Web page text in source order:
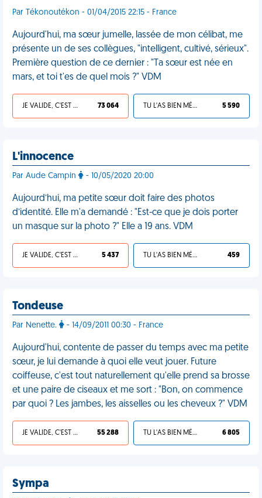
Par Tékonoutékon - 01/04/2015 22:15 - France
Aujourd'hui, ma sœur jumelle, lassée de mon célibat, me
présente un de ses collègues, "intelligent, cultivé, sérieux".
Première question de ce dernier : "Ta sœur est née en
mars, et toi t'es de quel mois ?" VDM
JE VALIDE, C'EST UNE VDM 73 064 TU L'AS BIEN MÉRITÉ 5 590
L'innocence
Par Aude Campin - 10/05/2020 20:00
Aujourd’hui, ma petite sœur doit faire des photos
d’identité. Elle m'a demandé : "Est-ce que je dois porter
un masque sur la photo ?" Elle a 19 ans. VDM
JE VALIDE, C'EST UNE VDM 5 437 TU L'AS BIEN MÉRITÉ 459
Tondeuse
Par Nenette. - 14/09/2011 00:30 - France
Aujourd'hui, contente de passer du temps avec ma petite
sœur, je lui demande à quoi elle veut jouer. Future
coiffeuse, c'est tout naturellement qu'elle prend sa brosse
et une paire de ciseaux et me sort : "Bon, on commence
par quoi ? Les jambes, les aisselles ou les cheveux ?" VDM
JE VALIDE, C'EST UNE VDM 55 288 TU L'AS BIEN MÉRITÉ 6 805
Sympa